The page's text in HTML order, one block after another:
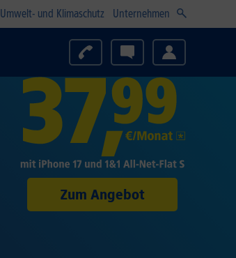
Umwelt- und Klimaschutz Unternehmen
Zum Angebot